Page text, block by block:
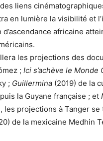
liens
en lumière la visibilité et
africaine
les projections des
; Ici s’achève le Monde
; Guillermina (2019) de la
la Guyane française ; et
les projections à Tanger
de la mexicaine Medhin